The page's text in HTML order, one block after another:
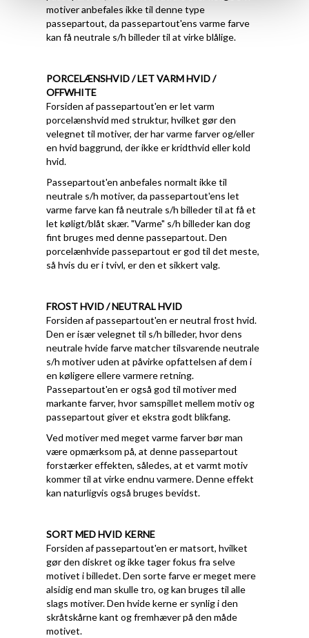
motiver anbefales ikke til denne type
passepartout, da passepartout'ens varme farve
kan få neutrale s/h billeder til at virke blålige.
PORCELÆNSHVID / LET VARM HVID /
OFFWHITE
Forsiden af passepartout'en er let varm
porcelænshvid med struktur, hvilket gør den
velegnet til motiver, der har varme farver og/eller
en hvid baggrund, der ikke er kridthvid eller kold
hvid.
Passepartout'en anbefales normalt ikke til
neutrale s/h motiver, da passepartout'ens let
varme farve kan få neutrale s/h billeder til at få et
let køligt/blåt skær. "Varme" s/h billeder kan dog
fint bruges med denne passepartout. Den
porcelænhvide passepartout er god til det meste,
så hvis du er i tvivl, er den et sikkert valg.
FROST HVID / NEUTRAL HVID
Forsiden af passepartout'en er neutral frost hvid.
Den er især velegnet til s/h billeder, hvor dens
neutrale hvide farve matcher tilsvarende neutrale
s/h motiver uden at påvirke opfattelsen af dem i
en køligere ellere varmere retning.
Passepartout'en er også god til motiver med
markante farver, hvor samspillet mellem motiv og
passepartout giver et ekstra godt blikfang.
Ved motiver med meget varme farver bør man
være opmærksom på, at denne passepartout
forstærker effekten, således, at et varmt motiv
kommer til at virke endnu varmere. Denne effekt
kan naturligvis også bruges bevidst.
SORT MED HVID KERNE
Forsiden af passepartout'en er matsort, hvilket
gør den diskret og ikke tager fokus fra selve
motivet i billedet. Den sorte farve er meget mere
alsidig end man skulle tro, og kan bruges til alle
slags motiver. Den hvide kerne er synlig i den
skråtskårne kant og fremhæver på den måde
motivet.